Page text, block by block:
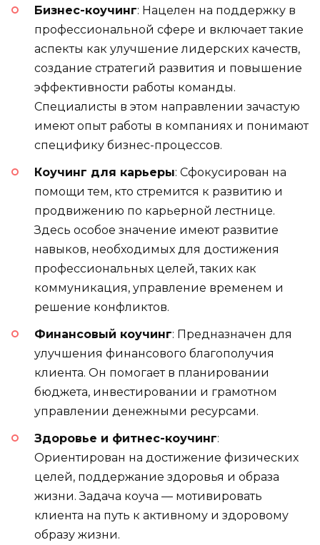
Бизнес-коучинг: Нацелен на поддержку в
профессиональной сфере и включает такие
аспекты как улучшение лидерских качеств,
создание стратегий развития и повышение
эффективности работы команды.
Специалисты в этом направлении зачастую
имеют опыт работы в компаниях и понимают
специфику бизнес-процессов.
Коучинг для карьеры: Сфокусирован на
помощи тем, кто стремится к развитию и
продвижению по карьерной лестнице.
Здесь особое значение имеют развитие
навыков, необходимых для достижения
профессиональных целей, таких как
коммуникация, управление временем и
решение конфликтов.
Финансовый коучинг: Предназначен для
улучшения финансового благополучия
клиента. Он помогает в планировании
бюджета, инвестировании и грамотном
управлении денежными ресурсами.
Здоровье и фитнес-коучинг:
Ориентирован на достижение физических
целей, поддержание здоровья и образа
жизни. Задача коуча — мотивировать
клиента на путь к активному и здоровому
образу жизни.